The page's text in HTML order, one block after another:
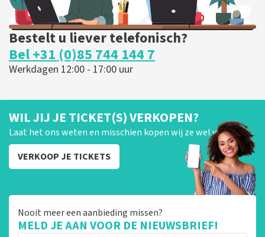
Bestelt u liever telefonisch?
Bel +31 (0)85 744 144 7
Werkdagen 12:00 - 17:00 uur
WIL JIJ JE TICKET(S) VERKOPEN?
Laat het ons weten en misschien kopen wij ze wel van je!
VERKOOP JE TICKETS
Nooit meer een aanbieding missen?
MELD JE AAN VOOR DE NIEUWSBRIEF!